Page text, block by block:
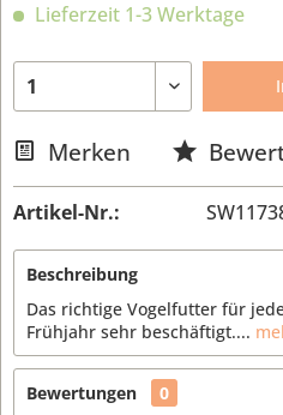
Lieferzeit 1-3 Werktage
Merken
Artikel-Nr.:
Beschreibung
Das richtige Vogelfutter für
Frühjahr sehr beschäftigt....
Bewertungen
0